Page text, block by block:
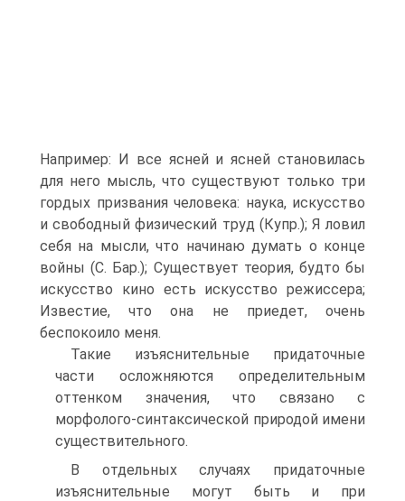
Например: И все ясней и ясней становилась
для него мысль, что существуют только три
гордых призвания человека: наука, искусство
и свободный физический труд (Купр.); Я ловил
себя на мысли, что начинаю думать о конце
войны (С. Бар.); Существует теория, будто бы
искусство кино есть искусство режиссера;
Известие, что она не приедет, очень
беспокоило меня.
Такие изъяснительные придаточные
части осложняются определительным
оттенком значения, что связано с
морфолого-синтаксической природой имени
существительного.
В отдельных случаях придаточные
изъяснительные могут быть и при